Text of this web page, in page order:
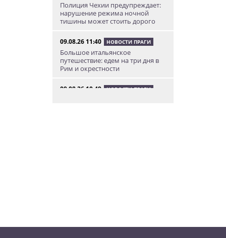
Полиция Чехии предупреждает:
нарушение режима ночной
тишины может стоить дорого
09.08.26 11:40 НОВОСТИ ПРАГИ
Большое итальянское
путешествие: едем на три дня в
Рим и окрестности
09.08.26 10:49 НОВОСТИ ПРАГИ